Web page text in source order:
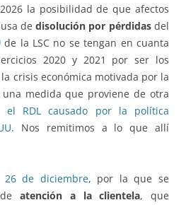
la posibilidad de que afectos
dedisolución por pérdidasdel
de la LSC no se tengan en cuanta
2020 y 2021 por ser los
crisis económica motivada por la
una medida que proviene de otra
el RDL causado por la política
. Nos remitimos a lo que allí
26 de diciembre, por la que se
atención a la clientela, que